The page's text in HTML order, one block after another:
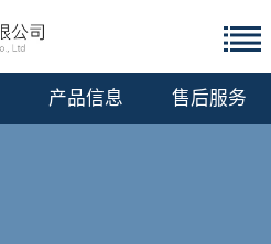
产品信息 售后服务